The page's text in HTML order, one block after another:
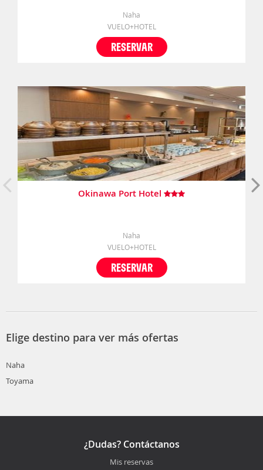
Naha
VUELO+HOTEL
RESERVAR
Okinawa Port Hotel
Naha
VUELO+HOTEL
RESERVAR
Elige destino para ver más ofertas
Naha
Toyama
¿Dudas? Contáctanos
Mis reservas